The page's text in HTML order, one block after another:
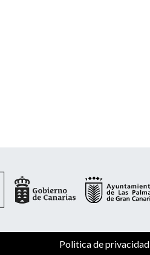
Politica de privacidad